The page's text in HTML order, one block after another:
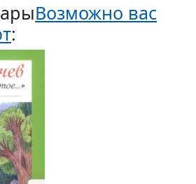
Возможно вас
: